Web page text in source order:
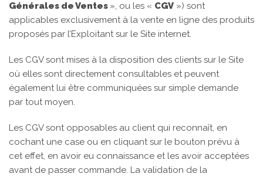
Générales de Ventes », ou les « CGV ») sont
applicables exclusivement à la vente en ligne des produits
proposés par l’Exploitant sur le Site internet.
Les CGV sont mises à la disposition des clients sur le Site
où elles sont directement consultables et peuvent
également lui être communiquées sur simple demande
par tout moyen.
Les CGV sont opposables au client qui reconnaît, en
cochant une case ou en cliquant sur le bouton prévu à
cet effet, en avoir eu connaissance et les avoir acceptées
avant de passer commande. La validation de la